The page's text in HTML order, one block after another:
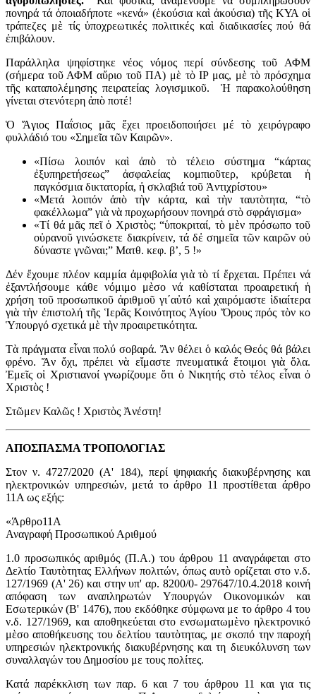
πονηρά τά ὁποιαδήποτε «κενά» (ἑκούσια καὶ ἀκούσια) τῆς ΚΥΑ οἱ
τράπεζες μὲ τίς ὑποχρεωτικές πολιτικές καὶ διαδικασίες πού θά
ἐπιβάλουν.
Παράλληλα ψηφίστηκε νέος νόμος περί σύνδεσης τοῦ ΑΦΜ
(σήμερα τοῦ ΑΦΜ αὔριο τοῦ ΠΑ) μὲ τὸ IP μας, μὲ τὸ πρόσχημα
τῆς καταπολέμησης πειρατείας λογισμικοῦ. Ἡ παρακολούθηση
γίνεται στενότερη ἀπὸ ποτέ!
Ὁ Ἅγιος Παΐσιος μᾶς ἔχει προειδοποιήσει μέ τὸ χειρόγραφο
φυλλάδιό του «Σημεῖα τῶν Καιρῶν».
«Πίσω λοιπόν καὶ ἀπὸ τὸ τέλειο σύστημα “κάρτας
ἐξυπηρετήσεως” ἀσφαλείας κομπιοῦτερ, κρύβεται ἡ
παγκόσμια δικτατορία, ἡ σκλαβιά τοῦ Ἀντιχρίστου»
«Μετά λοιπόν ἀπὸ τὴν κάρτα, καὶ τὴν ταυτὸτητα, “τὸ
φακέλλωμα” γιὰ νὰ προχωρήσουν πονηρά στὸ σφράγισμα»
«Τί θά μᾶς πεῖ ὁ Χριστὸς; “ὑποκριταί, τὸ μὲν πρόσωπο τοῦ
οὐρανοῦ γινώσκετε διακρίνειν, τά δἐ σημεῖα τῶν καιρῶν οὐ
δύναστε γνῶναι;” Ματθ. κεφ. β’, 5 !»
Δέν ἔχουμε πλέον καμμία ἀμφιβολία γιὰ τὸ τί ἔρχεται. Πρέπει νά
ἐξαντλήσουμε κάθε νόμιμο μὲσο νά καθίσταται προαιρετική ἡ
χρήση τοῦ προσωπικοῦ ἀριθμοῦ γι΄αὐτό καὶ χαιρόμαστε ἰδιαίτερα
γιὰ τὴν ἐπιστολή τῆς Ἱερᾶς Κοινότητος Ἁγίου Ὄρους πρός τὸν κο
Ὑπουργό σχετικά μὲ τὴν προαιρετικότητα.
Τὰ πράγματα εἶναι πολύ σοβαρά. Ἄν θέλει ὁ καλός Θεός θά βάλει
φρένο. Ἄν ὄχι, πρέπει νὰ εἴμαστε πνευματικά ἕτοιμοι γιὰ ὅλα.
Ἐμεῖς οἱ Χριστιανοί γνωρίζουμε ὅτι ὁ Νικητής στὸ τέλος εἶναι ὁ
Χριστὸς !
Στῶμεν Καλῶς ! Χριστὸς Ἀνέστη!
ΑΠΟΣΠΑΣΜΑ ΤΡΟΠΟΛΟΓΙΑΣ
Στον ν. 4727/2020 (Α' 184), περί ψηφιακής διακυβέρνησης και
ηλεκτρονικών υπηρεσιών, μετά το άρθρο 11 προστίθεται άρθρο
11Α ως εξής:
«Άρθρο11Α
Αναγραφή Προσωπικού Αριθμού
1.0 προσωπικός αριθμός (Π.Α.) του άρθρου 11 αναγράφεται στο
Δελτίο Ταυτὸτητας Ελλήνων πολιτών, όπως αυτὸ ορίζεται στο ν.δ.
127/1969 (Α' 26) και στην υπ' αρ. 8200/0- 297647/10.4.2018 κοινή
απόφαση των αναπληρωτών Υπουργών Οικονομικών και
Εσωτερικών (Β' 1476), που εκδόθηκε σύμφωνα με το άρθρο 4 του
ν.δ. 127/1969, και αποθηκεύεται στο ενσωματωμὲνο ηλεκτρονικό
μὲσο αποθήκευσης του δελτίου ταυτὸτητας, με σκοπό την παροχή
υπηρεσιών ηλεκτρονικής διακυβέρνησης και τη διευκόλυνση των
συναλλαγών του Δημοσίου με τους πολίτες.
Κατά παρέκκλιση των παρ. 6 και 7 του άρθρου 11 και για τις